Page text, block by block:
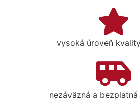
vysoká úroveň
nezáväzná a